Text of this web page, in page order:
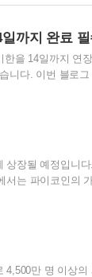
까지 완료
을 14일까지 연
니다. 이번 블로
분석했습니다.
및 메인넷 마
중요한 소식입니
상장될 예정입니
서는 파이코인의
가격 전망, 상장
, 모바일 앱을 통
방식으로 운영되
4,500만 명 이상의